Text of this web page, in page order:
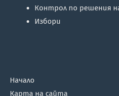
Контрол по решения
Избори
Начало
Карта на сайта